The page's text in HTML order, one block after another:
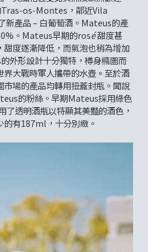
os-Montes，鄰近Vila
新產品 – 白葡萄酒。Mateus的產
。Mateus早期的rosé甜度甚
度逐漸降低，而氣泡也稍為增加
外形設計十分獨特，樽身橢圖而
大戰時軍人攜帶的水壺。至於酒
場的產品均轉用扭蓋封瓶。聞說
的粉絲。早期Mateus採用綠色
了透明酒瓶以特顯其美豔的酒色，
的有187ml，十分別緻。